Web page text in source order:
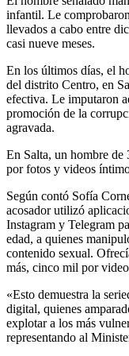
infantil. Le
llevados a cabo entre
casi nueve meses.
En los últimos días, el
del distrito Centro, en
efectiva. Le imputaron
promoción de la
agravada.
En Salta, un hombre de
por fotos y videos
Según contó Sofía
acosador utilizó
Instagram y Telegram
edad, a quienes
contenido sexual.
más, cinco mil por
«Esto demuestra la
digital, quienes
explotar a los más
representando al